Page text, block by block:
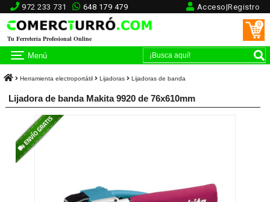
972 233 731 648 179 479 Acceso|Registro
Tu Ferretería Profesional Online
0
Menú
Herramienta electroportátil Lijadoras Lijadoras de banda
Lijadora de banda Makita 9920 de 76x610mm